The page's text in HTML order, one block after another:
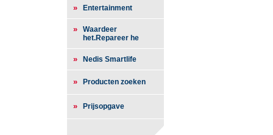
» Entertainment
»
Waardeer
het.Repareer he
» Nedis Smartlife
» Producten zoeken
» Prijsopgave